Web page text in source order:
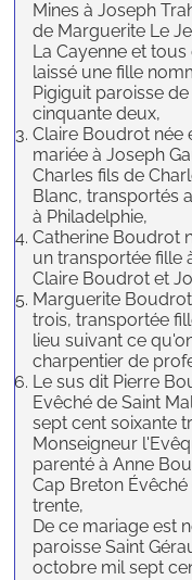
Mines à Joseph
de Marguerite Le
La Cayenne et
laissé une fille
Pigiguit paroisse
cinquante deux,
Claire Boudrot née
mariée à Joseph
Charles fils de
Blanc, transportés
à Philadelphie,
Catherine Boudrot
un transportée fille
Claire Boudrot et
Marguerite
trois, transportée
lieu suivant ce
charpentier de
Le sus dit Pierre
Evêché de Saint
sept cent soixante
Monseigneur
parenté à Anne
Cap Breton
trente,
De ce mariage est
paroisse Saint
octobre mil sept